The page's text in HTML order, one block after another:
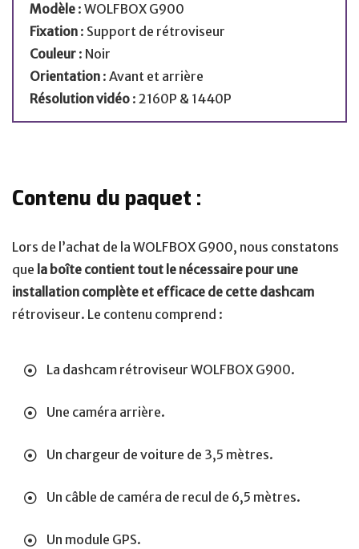
Modèle : WOLFBOX G900
Fixation : Support de rétroviseur
Couleur : Noir
Orientation : Avant et arrière
Résolution vidéo : 2160P & 1440P
Contenu du paquet :
Lors de l’achat de la WOLFBOX G900, nous constatons
que la boîte contient tout le nécessaire pour une
installation complète et efficace de cette dashcam
rétroviseur. Le contenu comprend :
La dashcam rétroviseur WOLFBOX G900.
Une caméra arrière.
Un chargeur de voiture de 3,5 mètres.
Un câble de caméra de recul de 6,5 mètres.
Un module GPS.